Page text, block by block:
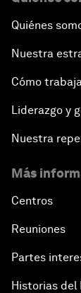
Quiénes
Nuestra
Cómo
Liderazgo y
Nuestra
Más
Centros
Reuniones
Partes
Historias del